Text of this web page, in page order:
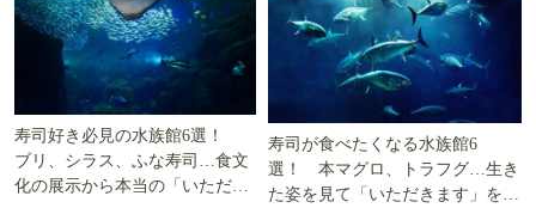
寿司好き必見の水族館6選！
ブリ、シラス、ふな寿司…食文
化の展示から本当の「いただき
寿司が食べたくなる水族館6
選！ 本マグロ、トラフグ…生き
た姿を見て「いただきます」を考